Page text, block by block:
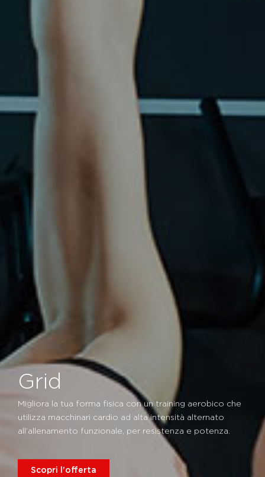
Grid
Migliora la tua forma fisica con un training aerobico che
utilizza macchinari cardio ad alta intensità alternato
all’allenamento funzionale, per resistenza e potenza.
Scopri l'offerta